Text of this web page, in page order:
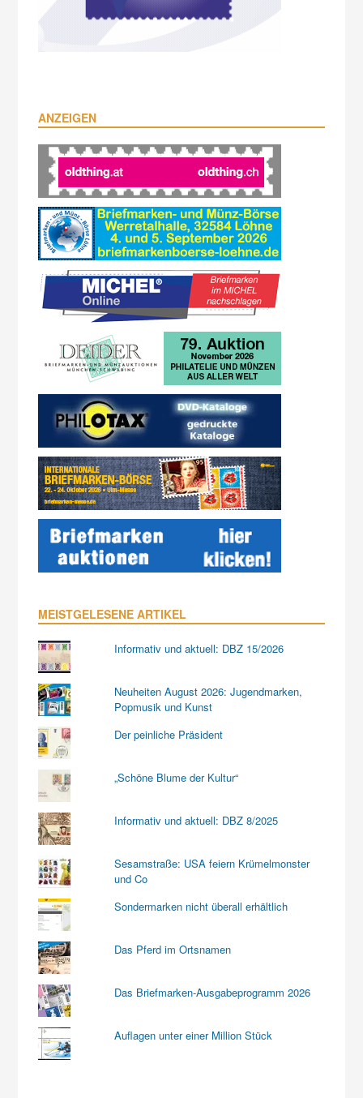
ANZEIGEN
MEISTGELESENE ARTIKEL
Informativ und aktuell: DBZ 15/2026
Neuheiten August 2026: Jugendmarken,
Popmusik und Kunst
Der peinliche Präsident
„Schöne Blume der Kultur“
Informativ und aktuell: DBZ 8/2025
Sesamstraße: USA feiern Krümelmonster
und Co
Sondermarken nicht überall erhältlich
Das Pferd im Ortsnamen
Das Briefmarken-Ausgabeprogramm 2026
Auflagen unter einer Million Stück